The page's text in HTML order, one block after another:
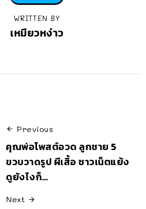
WRITTEN BY
เหมียวหง่าว
Previous
คุณพ่อโพสต์อวด ลูกชาย 5
ขวบวาดรูป ผีเสื้อ ชาวเน็ตแย้ง
ดูยังไงก็…
Next